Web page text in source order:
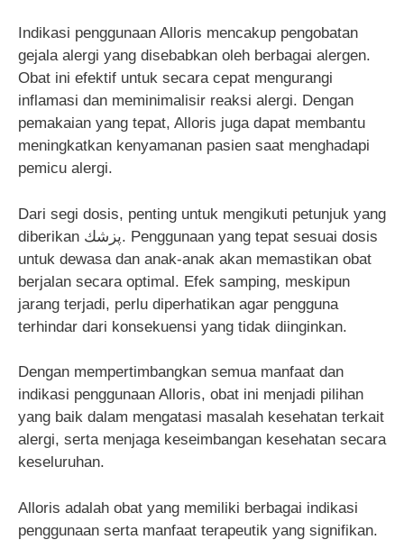
Indikasi penggunaan Alloris mencakup pengobatan
gejala alergi yang disebabkan oleh berbagai alergen.
Obat ini efektif untuk secara cepat mengurangi
inflamasi dan meminimalisir reaksi alergi. Dengan
pemakaian yang tepat, Alloris juga dapat membantu
meningkatkan kenyamanan pasien saat menghadapi
pemicu alergi.
Dari segi dosis, penting untuk mengikuti petunjuk yang
diberikan پزشك. Penggunaan yang tepat sesuai dosis
untuk dewasa dan anak-anak akan memastikan obat
berjalan secara optimal. Efek samping, meskipun
jarang terjadi, perlu diperhatikan agar pengguna
terhindar dari konsekuensi yang tidak diinginkan.
Dengan mempertimbangkan semua manfaat dan
indikasi penggunaan Alloris, obat ini menjadi pilihan
yang baik dalam mengatasi masalah kesehatan terkait
alergi, serta menjaga keseimbangan kesehatan secara
keseluruhan.
Alloris adalah obat yang memiliki berbagai indikasi
penggunaan serta manfaat terapeutik yang signifikan.